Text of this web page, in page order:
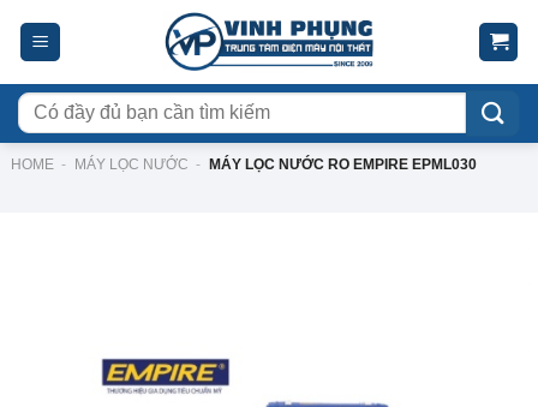
Tìm
kiếm:
HOME - MÁY LỌC NƯỚC - MÁY LỌC NƯỚC RO EMPIRE EPML030